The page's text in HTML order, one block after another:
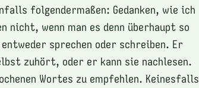
folgendermaßen: Gedanken, wie ich
nicht, wenn man es denn überhaupt so
sprechen oder schreiben. Er
zuhört, oder er kann sie nachlesen.
Wortes zu empfehlen. Keinesfalls